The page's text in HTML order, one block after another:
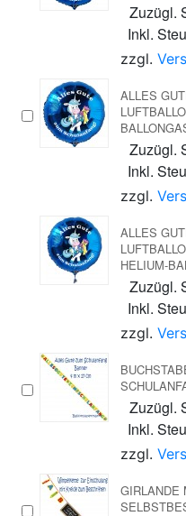
Zuzügl.
Inkl.
zzgl.
ALLES
Zuzügl.
Inkl.
zzgl.
ALLES
HELIUM-
Zuzügl.
Inkl.
zzgl.
Zuzügl.
Inkl.
zzgl.
GIRLANDE